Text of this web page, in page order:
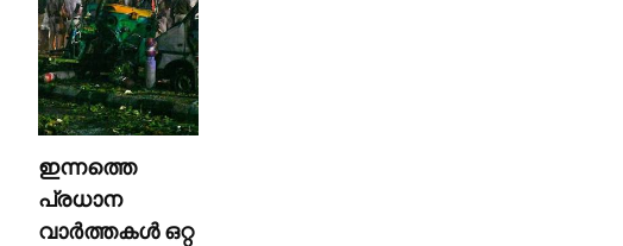
ഇന്നത്തെ
പ്രധാന
വാർത്തകൾ ഒറ്റ